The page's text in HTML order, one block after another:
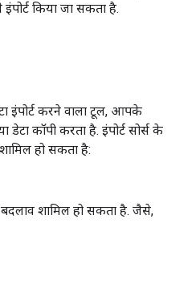
किया जा सकता है.
इंपोर्ट करने वाला टूल, आपके
कॉपी करता है. इंपोर्ट सोर्स के
हो सकता है:
शामिल हो सकता है. जैसे,